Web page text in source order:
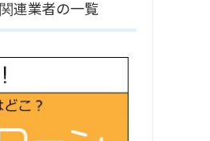
連業者の一覧